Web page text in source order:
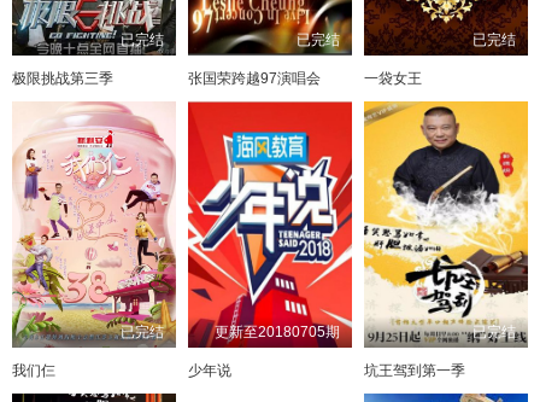
第20230112集 第20230116集 第20230117集 第20230119集
第20230130集 第20230131集 第20230201集 第20230202集
第20230206集 第20230207集 第20230208集 第20230209集
第20230213集 第20230214集 第20230215集 第20230216集
第20230220集 第20230221集 第20230222集 第20230223集
第20230227集 第20230228集 第20230301集 第20230302集
第20230306集 第20230307集 第20230308集 第20230309集
第20230313集 第20230314集 第20230314集 第20230315集
第20230320集 第20230321集 第20230316集 第20230322集
20240619 迅雷下载 直接下载
20240509 迅雷下载
20240429 直接下载
20240409 迅雷下载 直接下载
20240319 迅雷下载 直接下载
20240229 直接下载
迅雷下载 直接下载
已完结
极限挑战第三季
已完结
张国荣跨越97演唱会
已完结
一袋女王
已完结
我们仨
更新至20180705期
少年说
已完结
坑王驾到第一季